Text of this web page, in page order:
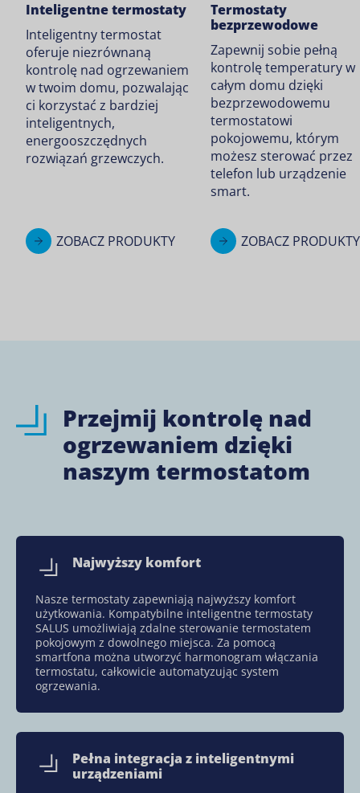
Inteligentne termostaty
Inteligentny termostat
oferuje niezrównaną
kontrolę nad ogrzewaniem
w twoim domu, pozwalając
ci korzystać z bardziej
inteligentnych,
energooszczędnych
rozwiązań grzewczych.
ZOBACZ PRODUKTY
Termostaty
bezprzewodowe
Zapewnij sobie pełną
kontrolę temperatury w
całym domu dzięki
bezprzewodowemu
termostatowi
pokojowemu, którym
możesz sterować przez
telefon lub urządzenie
smart.
ZOBACZ PRODUKTY
Przejmij kontrolę nad
ogrzewaniem dzięki
naszym termostatom
Najwyższy komfort
Nasze termostaty zapewniają najwyższy komfort
użytkowania. Kompatybilne inteligentne termostaty
SALUS umożliwiają zdalne sterowanie termostatem
pokojowym z dowolnego miejsca. Za pomocą
smartfona można utworzyć harmonogram włączania
termostatu, całkowicie automatyzując system
ogrzewania.
Pełna integracja z inteligentnymi
urządzeniami